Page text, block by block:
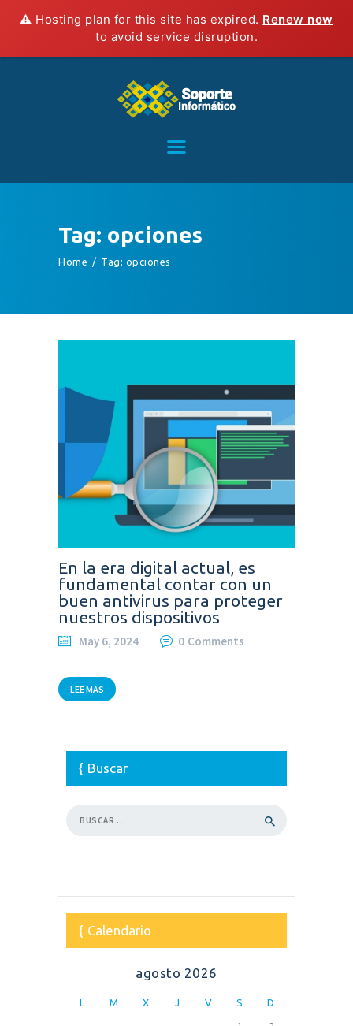
⚠️ Hosting plan for this site has expired. Renew now
to avoid service disruption.
Tag: opciones
Home Tag: opciones
HOME
BLOG
En la era digital actual, es
fundamental contar con un
buen antivirus para proteger
nuestros dispositivos
May 6, 2024 0 Comments
LEE MAS
Buscar
Calendario
agosto 2026
L M X J V S D